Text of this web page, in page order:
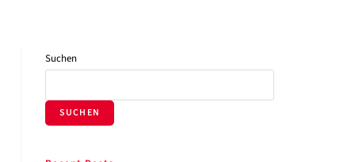
Suchen
SUCHEN